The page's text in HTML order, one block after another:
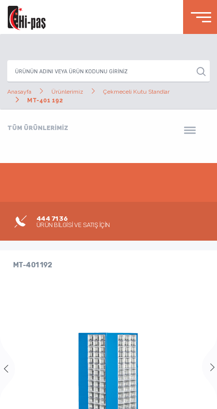
Anasayfa Ürünlerimiz
Çekmeceli Kutu Standlar
MT-401 192
TÜM ÜRÜNLERİMİZ
444 71 36
ÜRÜN BİLGİSİ VE SATIŞ İÇİN
MT-401 192